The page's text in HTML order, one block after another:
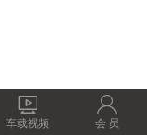

车载视频

会 员